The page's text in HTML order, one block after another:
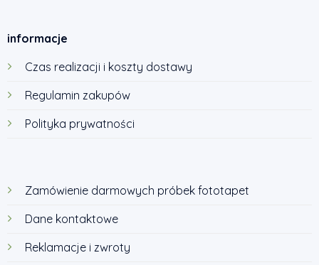
informacje
Czas realizacji i koszty dostawy
Regulamin zakupów
Polityka prywatności
Zamówienie darmowych próbek fototapet
Dane kontaktowe
Reklamacje i zwroty